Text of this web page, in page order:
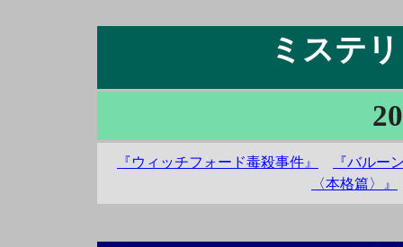
ミステ
『ウィッチフォード毒殺事件』
『バルー
〈本格篇〉』